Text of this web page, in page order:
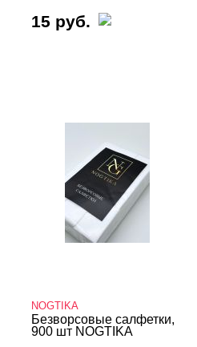
15 руб.
NOGTIKA
Безворсовые салфетки,
900 шт NOGTIKA